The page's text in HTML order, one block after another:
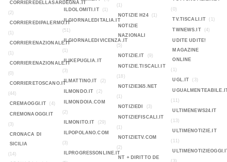
CORRIEREDELLASARDEGNA.IT
(2)
CORRIEREDIPALERMO.IT
(1)
CORRIERENAZIONALE.IT
(1)
CORRIERENAZIONALE.IT
(0)
CORRIERETOSCANO.IT
(44)
CREMAOGGI.IT
(4)
CREMONAOGGI.IT
(3)
CRONACA DI
SICILIA
(14)
ILDOLOMITI.IT (1)
ILGIORNALEDITALIA.IT
(51)
ILGIORNALEDIVICENZA.IT
(1)
ILIKEPUGLIA.IT
(3)
ILMATTINO.IT
(2)
ILMONDO.IT (2)
ILMONDOIA.COM
(2)
ILMONITO.IT
(29)
ILPOPOLANO.COM
(3)
ILPROGRESSONLINE.IT
(1)
NOTIZIE H24
(1)
NOTIZIE
NAZIONALI
(5)
NOTIZIE.IT
(9)
NOTIZIE.TISCALI.IT
(18)
NOTIZIE365.NET
(1)
NOTIZIEDI
(3)
NOTIZIEFISCALI.IT
(1)
NOTIZIETV.COM
(2)
NT + DIRITTO DE
(0)
TV.TISCALI.IT
(1)
TWNEWS.IT (4)
UDITE UDITE!
MAGAZINE
ONLINE
(1)
UGL.IT
(3)
(11)
ULTIMENEWS24.IT
(13)
ULTIMENOTIZIE.IT
(11)